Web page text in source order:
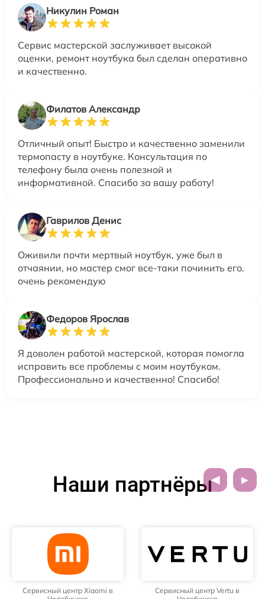
Никулин Роман
Сервис мастерской заслуживает высокой
оценки, ремонт ноутбука был сделан оперативно
и качественно.
Филатов Александр
Отличный опыт! Быстро и качественно заменили
термопасту в ноутбуке. Консультация по
телефону была очень полезной и
информативной. Спасибо за вашу работу!
Гаврилов Денис
Оживили почти мертвый ноутбук, уже был в
отчаянии, но мастер смог все-таки починить его.
очень рекомендую
Федоров Ярослав
Я доволен работой мастерской, которая помогла
исправить все проблемы с моим ноутбуком.
Профессионально и качественно! Спасибо!
Наши партнёры
Сервисный центр Xiaomi в
Сервисный центр Vertu в